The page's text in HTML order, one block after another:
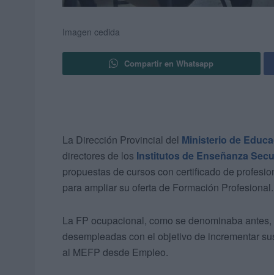
Imagen cedida
Compartir en Whatsapp
La Dirección Provincial del Ministerio de
directores de los Institutos de Enseñanza
propuestas de cursos con certificado de
para ampliar su oferta de Formación Profesional.
La FP ocupacional, como se denominaba
desempleadas con el objetivo de incrementar
al MEFP desde Empleo.